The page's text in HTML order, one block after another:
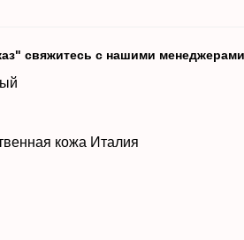
свяжитесь с нашими
кожа Италия
168 л.
укр.
печати: 2+2